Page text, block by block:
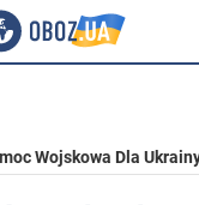
Wojskowa Dla